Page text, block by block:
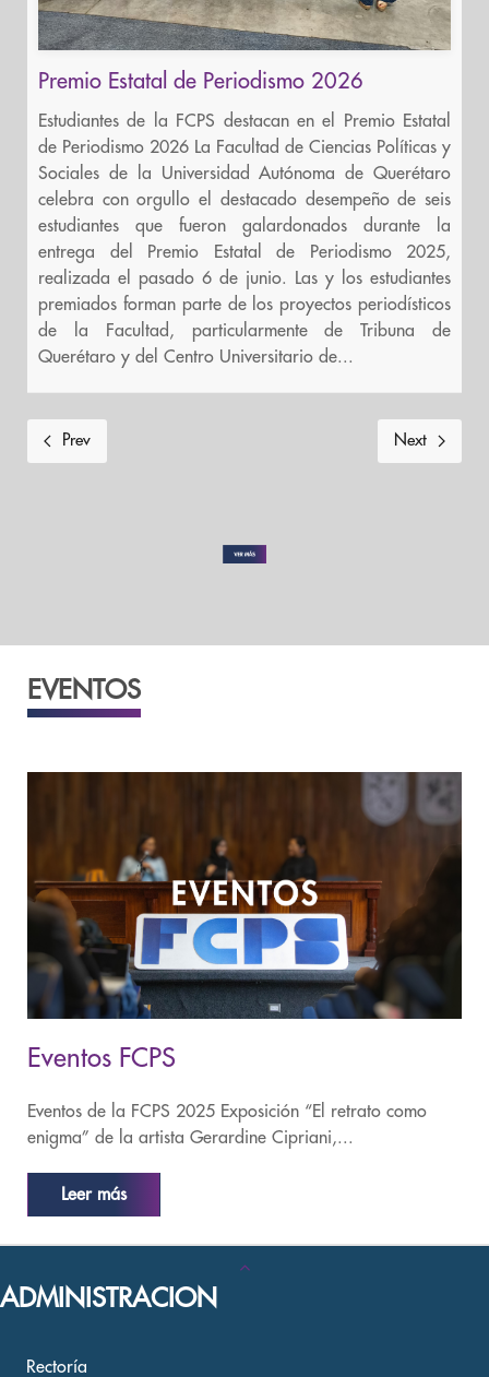
Premio Estatal de Periodismo 2026
Estudiantes de la FCPS destacan en el Premio Estatal
de Periodismo 2026 La Facultad de Ciencias Políticas y
Sociales de la Universidad Autónoma de Querétaro
celebra con orgullo el destacado desempeño de seis
estudiantes que fueron galardonados durante la
entrega del Premio Estatal de Periodismo 2025,
realizada el pasado 6 de junio. Las y los estudiantes
premiados forman parte de los proyectos periodísticos
de la Facultad, particularmente de Tribuna de
Querétaro y del Centro Universitario de...
Prev Next
EVENTOS
Eventos FCPS
Eventos de la FCPS 2025 Exposición “El retrato como
enigma” de la artista Gerardine Cipriani,...
Leer más
ADMINISTRACION
Rectoría